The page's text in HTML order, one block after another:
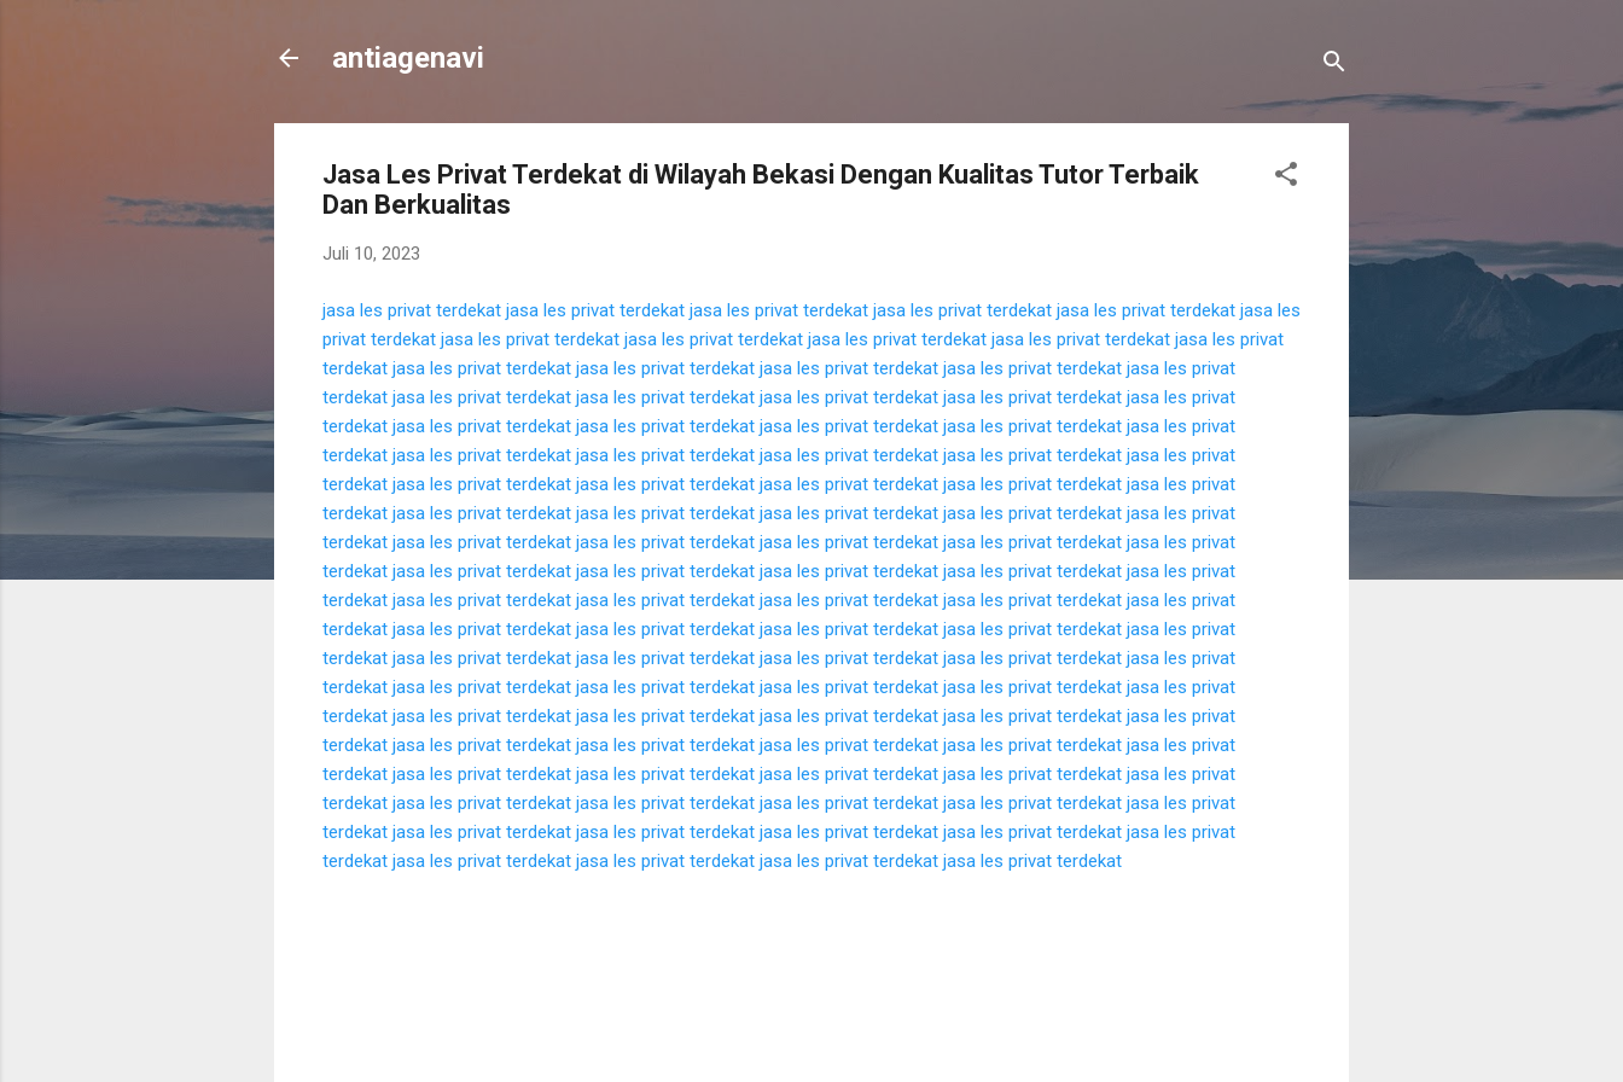
antiagenavi
Jasa Les Privat Terdekat di Wilayah Bekasi Dengan Kualitas Tutor Terbaik
Dan Berkualitas
Juli 10, 2023
jasa les privat terdekat jasa les privat terdekat jasa les privat terdekat jasa les privat terdekat jasa les privat terdekat jasa les
privat terdekat jasa les privat terdekat jasa les privat terdekat jasa les privat terdekat jasa les privat terdekat jasa les privat
terdekat jasa les privat terdekat jasa les privat terdekat jasa les privat terdekat jasa les privat terdekat jasa les privat
terdekat jasa les privat terdekat jasa les privat terdekat jasa les privat terdekat jasa les privat terdekat jasa les privat
terdekat jasa les privat terdekat jasa les privat terdekat jasa les privat terdekat jasa les privat terdekat jasa les privat
terdekat jasa les privat terdekat jasa les privat terdekat jasa les privat terdekat jasa les privat terdekat jasa les privat
terdekat jasa les privat terdekat jasa les privat terdekat jasa les privat terdekat jasa les privat terdekat jasa les privat
terdekat jasa les privat terdekat jasa les privat terdekat jasa les privat terdekat jasa les privat terdekat jasa les privat
terdekat jasa les privat terdekat jasa les privat terdekat jasa les privat terdekat jasa les privat terdekat jasa les privat
terdekat jasa les privat terdekat jasa les privat terdekat jasa les privat terdekat jasa les privat terdekat jasa les privat
terdekat jasa les privat terdekat jasa les privat terdekat jasa les privat terdekat jasa les privat terdekat jasa les privat
terdekat jasa les privat terdekat jasa les privat terdekat jasa les privat terdekat jasa les privat terdekat jasa les privat
terdekat jasa les privat terdekat jasa les privat terdekat jasa les privat terdekat jasa les privat terdekat jasa les privat
terdekat jasa les privat terdekat jasa les privat terdekat jasa les privat terdekat jasa les privat terdekat jasa les privat
terdekat jasa les privat terdekat jasa les privat terdekat jasa les privat terdekat jasa les privat terdekat jasa les privat
terdekat jasa les privat terdekat jasa les privat terdekat jasa les privat terdekat jasa les privat terdekat jasa les privat
terdekat jasa les privat terdekat jasa les privat terdekat jasa les privat terdekat jasa les privat terdekat jasa les privat
terdekat jasa les privat terdekat jasa les privat terdekat jasa les privat terdekat jasa les privat terdekat jasa les privat
terdekat jasa les privat terdekat jasa les privat terdekat jasa les privat terdekat jasa les privat terdekat jasa les privat
terdekat jasa les privat terdekat jasa les privat terdekat jasa les privat terdekat jasa les privat terdekat